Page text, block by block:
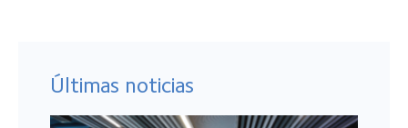
Últimas noticias